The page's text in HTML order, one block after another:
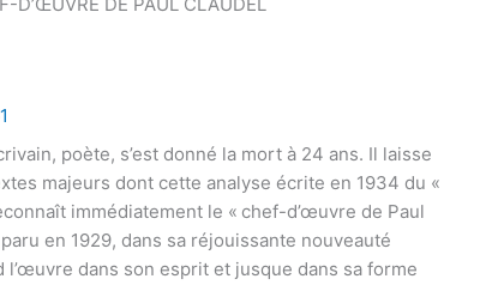
1
poète, s’est donné la mort à 24 ans. Il laisse
majeurs dont cette analyse écrite en 1934 du «
immédiatement le « chef-d’œuvre de Paul
en 1929, dans sa réjouissante nouveauté
dans son esprit et jusque dans sa forme